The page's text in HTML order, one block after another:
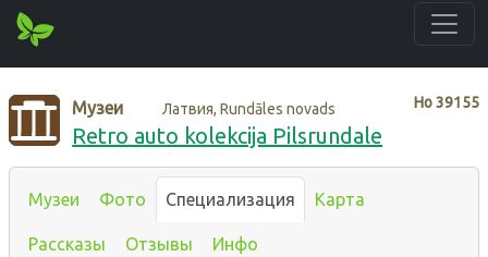
Нo39155
Музеи Латвия, Rundāles novads
Retro auto kolekcija Pilsrundale
Музеи Фото Специализация Карта
Рассказы Отзывы Инфо